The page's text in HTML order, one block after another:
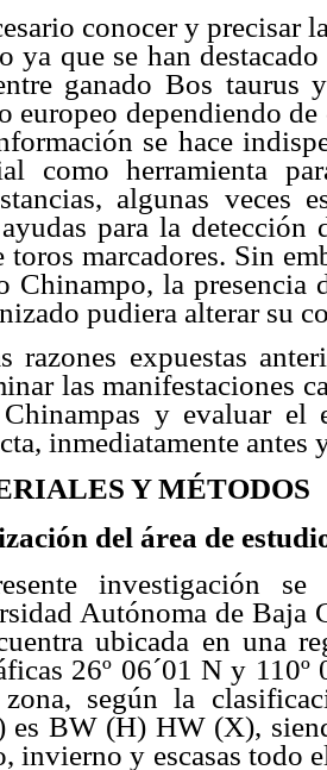
conocer y precisar
ya que se han
ganado Bos taurus
europeo dependiendo
se hace
como herramienta
algunas veces
para la detección
toros marcadores. Sin
Chinampo, la presencia
pudiera alterar su
razones expuestas
las manifestaciones
Chinampas y evaluar
inmediatamente antes
Y MÉTODOS
del área de
investigación
Autónoma de Baja
ubicada en una
26º 06´01 N y
según la
es BW (H) HW (X),
invierno y escasas todo